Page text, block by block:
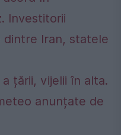
Investitorii
dintre Iran, statele
țării, vijelii în alta.
anunțate de